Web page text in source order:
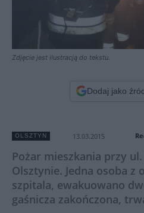
Zdjęcie jest ilustracją do tekstu.
Dodaj jako
OLSZTYN 13.03.2015
Pożar mieszkania przy
Olsztynie. Jedna osoba z
szpitala, ewakuowano
gaśnicza zakończona,